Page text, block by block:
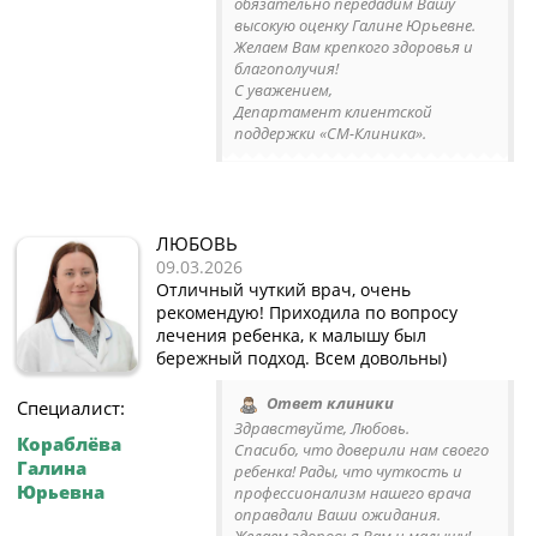
высокую оценку Галине Юрьевне.
Желаем Вам крепкого здоровья и
благополучия!
С уважением,
Департамент клиентской
поддержки «СМ-Клиника».
Специалист:
Кораблёва
Галина
Юрьевна
ЛЮБОВЬ
09.03.2026
Отличный чуткий врач, очень
рекомендую! Приходила по вопросу
лечения ребенка, к малышу был
бережный подход. Всем довольны)
Ответ клиники
Здравствуйте, Любовь.
Спасибо, что доверили нам своего
ребенка! Рады, что чуткость и
профессионализм нашего врача
оправдали Ваши ожидания.